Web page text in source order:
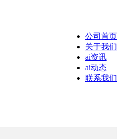
公司首页
关于我们
ai资讯
ai动态
联系我们